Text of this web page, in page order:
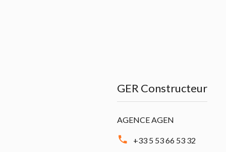
GER Constructeur
AGENCE AGEN
+33 5 53 66 53 32